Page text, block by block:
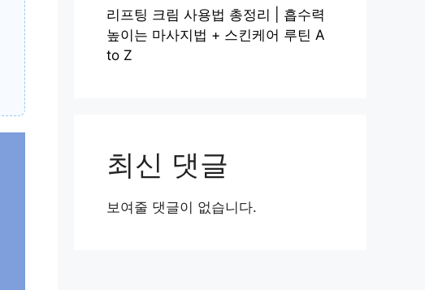
리프팅 크림 사용법 총정리 | 흡수력
높이는 마사지법 + 스킨케어 루틴 A
to Z
최신 댓글
보여줄 댓글이 없습니다.